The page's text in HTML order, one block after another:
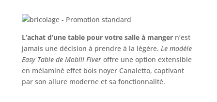
L’achat d’une table pour votre salle à mangern’est
jamais une décision à prendre à la légère. Le modèle
Easy Table de Mobili Fiveroffre une option extensible
en mélaminé effet bois noyer Canaletto, captivant
par son allure moderne et sa fonctionnalité.